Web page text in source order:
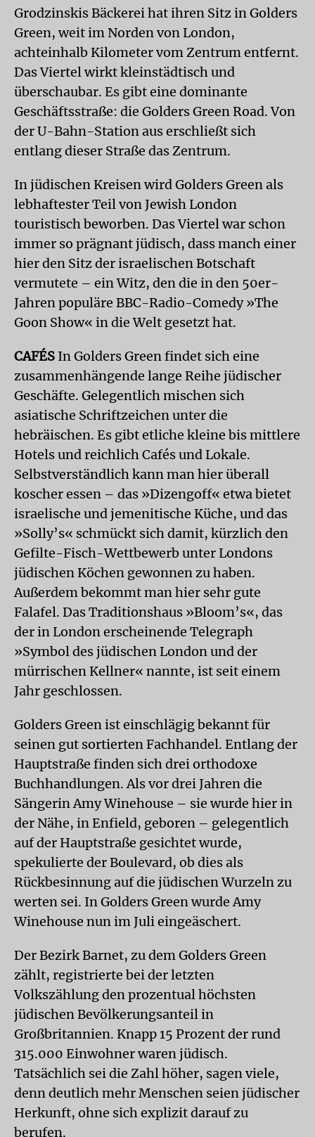
Grodzinskis Bäckerei hat ihren Sitz in Golders
Green, weit im Norden von London,
achteinhalb Kilometer vom Zentrum entfernt.
Das Viertel wirkt kleinstädtisch und
überschaubar. Es gibt eine dominante
Geschäftsstraße: die Golders Green Road. Von
der U-Bahn-Station aus erschließt sich
entlang dieser Straße das Zentrum.
In jüdischen Kreisen wird Golders Green als
lebhaftester Teil von Jewish London
touristisch beworben. Das Viertel war schon
immer so prägnant jüdisch, dass manch einer
hier den Sitz der israelischen Botschaft
vermutete – ein Witz, den die in den 50er-
Jahren populäre BBC-Radio-Comedy »The
Goon Show« in die Welt gesetzt hat.
CAFÉS In Golders Green findet sich eine
zusammenhängende lange Reihe jüdischer
Geschäfte. Gelegentlich mischen sich
asiatische Schriftzeichen unter die
hebräischen. Es gibt etliche kleine bis mittlere
Hotels und reichlich Cafés und Lokale.
Selbstverständlich kann man hier überall
koscher essen – das »Dizengoff« etwa bietet
israelische und jemenitische Küche, und das
»Solly’s« schmückt sich damit, kürzlich den
Gefilte-Fisch-Wettbewerb unter Londons
jüdischen Köchen gewonnen zu haben.
Außerdem bekommt man hier sehr gute
Falafel. Das Traditionshaus »Bloom’s«, das
der in London erscheinende Telegraph
»Symbol des jüdischen London und der
mürrischen Kellner« nannte, ist seit einem
Jahr geschlossen.
Golders Green ist einschlägig bekannt für
seinen gut sortierten Fachhandel. Entlang der
Hauptstraße finden sich drei orthodoxe
Buchhandlungen. Als vor drei Jahren die
Sängerin Amy Winehouse – sie wurde hier in
der Nähe, in Enfield, geboren – gelegentlich
auf der Hauptstraße gesichtet wurde,
spekulierte der Boulevard, ob dies als
Rückbesinnung auf die jüdischen Wurzeln zu
werten sei. In Golders Green wurde Amy
Winehouse nun im Juli eingeäschert.
Der Bezirk Barnet, zu dem Golders Green
zählt, registrierte bei der letzten
Volkszählung den prozentual höchsten
jüdischen Bevölkerungsanteil in
Großbritannien. Knapp 15 Prozent der rund
315.000 Einwohner waren jüdisch.
Tatsächlich sei die Zahl höher, sagen viele,
denn deutlich mehr Menschen seien jüdischer
Herkunft, ohne sich explizit darauf zu
berufen.